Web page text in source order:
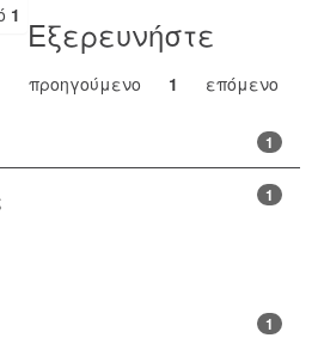
1
προηγούμενο 1 επόμενο
Εξερευνήστε
1
1
1